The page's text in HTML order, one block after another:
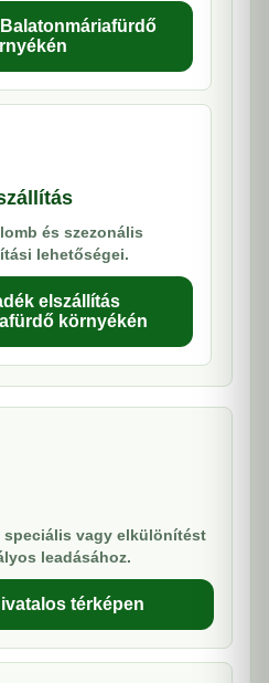
és szezonális
lehetőségei.
elszállítás
környékén
speciális vagy elkülönítést
leadásához.
térképen